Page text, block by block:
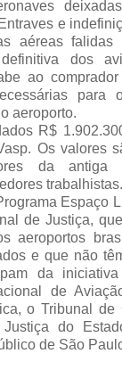
e
aéreas falidas
dos
ao
para
aeroporto.
R$
Os valores
da antiga
trabalhistas.
Espaço
de Justiça,
aeroportos
e que não
da
de
o Tribunal de
do
de São